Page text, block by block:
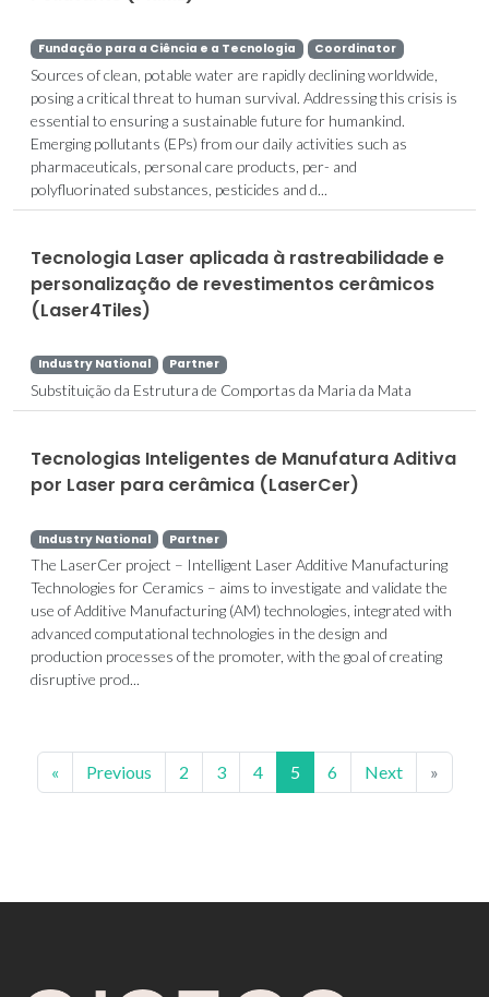
Fundação para a Ciência e a Tecnologia Coordinator
Sources of clean, potable water are rapidly declining worldwide,
posing a critical threat to human survival. Addressing this crisis is
essential to ensuring a sustainable future for humankind.
Emerging pollutants (EPs) from our daily activities such as
pharmaceuticals, personal care products, per- and
polyfluorinated substances, pesticides and d...
Tecnologia Laser aplicada à rastreabilidade e
personalização de revestimentos cerâmicos
(Laser4Tiles)
Industry National Partner
Substituição da Estrutura de Comportas da Maria da Mata
Tecnologias Inteligentes de Manufatura Aditiva
por Laser para cerâmica (LaserCer)
Industry National Partner
The LaserCer project – Intelligent Laser Additive Manufacturing
Technologies for Ceramics – aims to investigate and validate the
use of Additive Manufacturing (AM) technologies, integrated with
advanced computational technologies in the design and
production processes of the promoter, with the goal of creating
disruptive prod...
« Previous 2 3 4 5 6 Next »